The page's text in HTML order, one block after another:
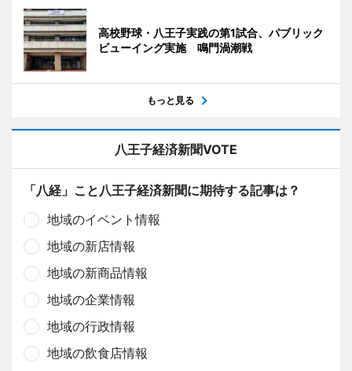
高校野球・八王子実践の第1試合、パブリック
ビューイング実施 鳴門渦潮戦
もっと見る
八王子経済新聞VOTE
「八経」こと八王子経済新聞に期待する記事は？
地域のイベント情報
地域の新店情報
地域の新商品情報
地域の企業情報
地域の行政情報
地域の飲食店情報